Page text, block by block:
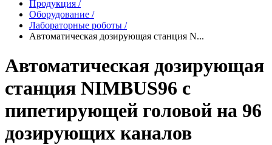
Продукция /
Оборудование /
Лабораторные роботы /
Автоматическая дозирующая станция N...
Автоматическая дозирующая
станция NIMBUS96 с
пипетирующей головой на 96
дозирующих каналов